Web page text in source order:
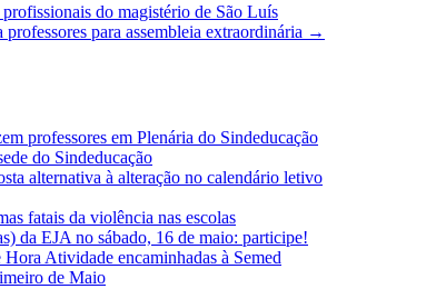
do magistério de São Luís
para assembleia extraordinária →
professores em Plenária do Sindeducação
do Sindeducação
alternativa à alteração no calendário letivo
fatais da violência nas escolas
da EJA no sábado, 16 de maio: participe!
Atividade encaminhadas à Semed
de Maio